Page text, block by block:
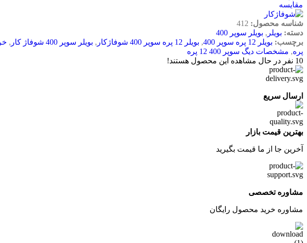
مقایسه
شناسه محصول: 412
دسته: بویلر , بویلر سوپر 400
برچسب: بویلر 12 پره سوپر 400 , بویلر 12 پره سوپر 400 شوفاژکار , بویلر سوپر 400 شوفاژ کار ,
پره, مشخصات دیگ سوپر 400 12 پره
10 نفر در حال مشاهده این محصول هستند!
ارسال سریع
بهترین قیمت بازار
آخرین جا از ما قیمت بگیرید
مشاوره تخصصی
مشاوره خرید محصول رایگان